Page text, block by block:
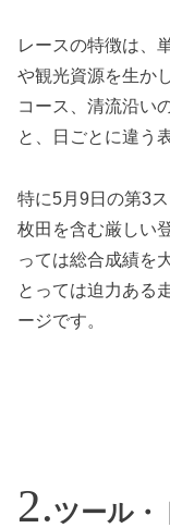
レースの特徴は、
や観光資源を生か
コース、清流沿い
と、日ごとに違う
特に5月9日の第3
枚田を含む厳しい
っては総合成績を
とっては迫力ある
ージです。
ツール・